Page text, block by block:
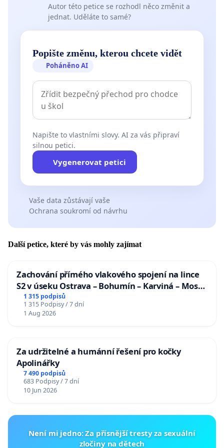
5. Aktivní mezinárodní spolupráci, zejména v rámci
Evropské unie, s cílem koordinovaného přístupu k
ptáků.
6. Podporu revitalizačních opatření na vodních
tocích, zaměřených na obnovu přirozené struktury
koryt, úkrytových možností a břehových porostů.
Závěr
Jsme přesvědčeni, že ochrana přírody musí
vycházet z aktuálních dat a principů udržitelného
hospodaření v člověkem obhospodařované krajině.
Cílem této výzvy není zpochybnění ochrany
predátorů jako takové, ale její nezbytná aktualizace
Členové petičního výboru (osoby oprávněné
zastupovat petiční výbor při jednání se státními
orgány):
1. Bc. Ondřej Bartoš, Slupenec 18, 381 01 Český
Královo Pole, Brno
3. Ing. Pavel Vrána, Ph.D., Polská 1547/50, Praha 2,
120 00
Krumlov
Autor této petice se rozhodl něco změnit a
jednat. Uděláte to samé?
Popište změnu, kterou chcete vidět
Poháněno AI
Napište to vlastními slovy. AI za vás připraví
silnou petici.
Vygenerovat petici
Vaše data zůstávají vaše
Ochrana soukromí od návrhu
Další petice, které by vás mohly zajímat
Zachování přímého vlakového spojení na lince
S2 v úseku Ostrava – Bohumín – Karviná – Mosty
u Jablunkova
1 315 podpisů
1 315 Podpisy / 7 dní
1 Aug 2026
Za udržitelné a humánní řešení pro kočky
Apolinářky
7 490 podpisů
683 Podpisy / 7 dní
10 Jun 2026
Není mi jedno: Za přísnější tresty za sexuální
zločiny na dětech